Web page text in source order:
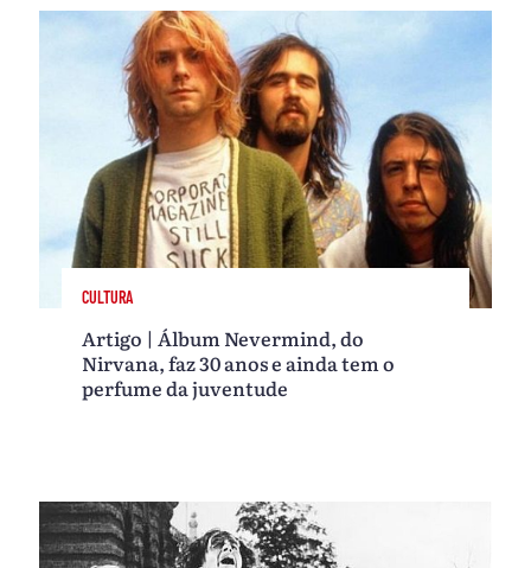
CULTURA
Artigo | Álbum Nevermind, do
Nirvana, faz 30 anos e ainda tem o
perfume da juventude